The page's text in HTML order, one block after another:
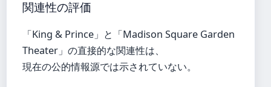
関連性の評価
「King & Prince」と「Madison Square Garden
Theater」の直接的な関連性は、
現在の公的情報源では示されていない。